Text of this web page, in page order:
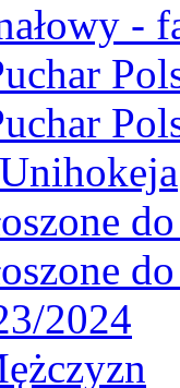
-
2024